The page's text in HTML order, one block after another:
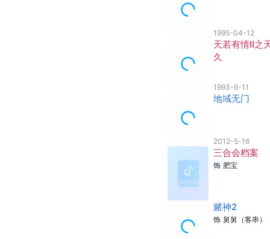
1995-04-12
天若有情II之
久
1993-6-11
地域无门
2012-5-16
三合会档案
饰 肥宝
赌神2
饰 舅舅（客串）